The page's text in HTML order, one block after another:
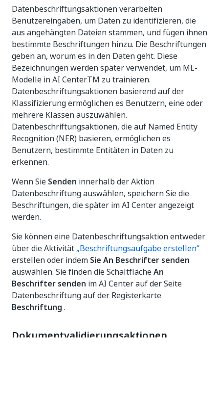
Datenbeschriftungsaktionen verarbeiten
Benutzereingaben, um Daten zu identifizieren, die
aus angehängten Dateien stammen, und fügen ihnen
bestimmte Beschriftungen hinzu. Die Beschriftungen
geben an, worum es in den Daten geht. Diese
Bezeichnungen werden später verwendet, um ML-
Modelle in AI CenterTM zu trainieren.
Datenbeschriftungsaktionen basierend auf der
Klassifizierung ermöglichen es Benutzern, eine oder
mehrere Klassen auszuwählen.
Datenbeschriftungsaktionen, die auf Named Entity
Recognition (NER) basieren, ermöglichen es
Benutzern, bestimmte Entitäten in Daten zu
erkennen.
Wenn Sie Senden innerhalb der Aktion
Datenbeschriftung auswählen, speichern Sie die
Beschriftungen, die später im AI Center angezeigt
werden.
Sie können eine Datenbeschriftungsaktion entweder
über die Aktivität„Beschriftungsaufgabe erstellen“
erstellen oder indem Sie An Beschrifter senden
auswählen. Sie finden die SchaltflächeAn
Beschrifter senden im AI Center auf der Seite
Datenbeschriftung auf der Registerkarte
Beschriftung .
Dokumentvalidierungsaktionen